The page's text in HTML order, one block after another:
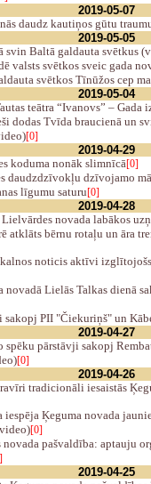
2019-05-07
daudz kautiņos gūtu
2019-05-05
svin Baltā galdauta svētkus
valsts svētkos sveic gada
svētkos Tīnūžos cep
2019-05-04
teātra “Ivanovs” – Gada
dodas Tvīda braucienā un
[0]
2019-04-29
koduma nonāk slimnīcā[0]
daudzdzīvokļu dzīvojamo
līgumu saturu[0]
2019-04-28
novada labākos
atklāts bērnu rotaļu un āra
noticis aktīvi izglītojošs
novadā Lielās Talkas dienā
sakopj PII "Čiekuriņš" un
2019-04-27
spēku pārstāvji sakopj
[0]
2019-04-26
tradicionāli iesaistās
Ķeguma novada
[0]
novada pašvaldība: aptauju
2019-04-25